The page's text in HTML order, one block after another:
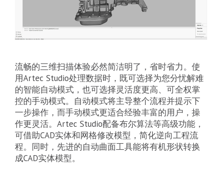
流畅的三维扫描体验必然简洁明了，省时省力。使
用Artec Studio处理数据时，既可选择为您分忧解难
的智能自动模式，也可选择灵活度更高、可全权掌
控的手动模式。自动模式将主导整个流程并提示下
一步操作，而手动模式更适合经验丰富的用户，操
作更灵活。Artec Studio配备布尔算法等高级功能，
可借助CAD实体和网格修改模型，简化逆向工程流
程。同时，先进的自动曲面工具能将有机形状转换
成CAD实体模型。